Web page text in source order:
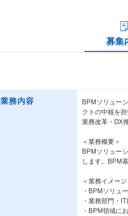
募集
業務内容
BPMソリュー
クトの中核を
業務改革・DX
＜業務概要＞
BPMソリュー
します。BPM
＜業務イメージ
・BPMソリュ
・業務部門・
・BPM領域に